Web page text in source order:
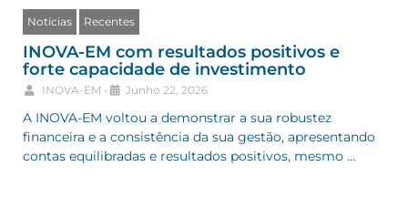
Notícias Recentes
INOVA-EM com resultados positivos e
forte capacidade de investimento
INOVA-EM • Junho 22, 2026
A INOVA-EM voltou a demonstrar a sua robustez
financeira e a consistência da sua gestão, apresentando
contas equilibradas e resultados positivos, mesmo …